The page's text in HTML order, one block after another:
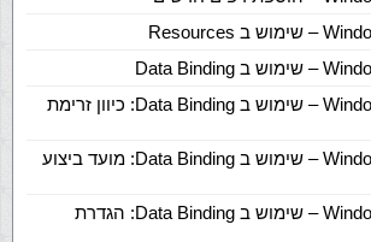
מדריך Windows Phone – שימוש ב Data Binding: כיוון זרימת
מדריך Windows Phone – שימוש ב Data Binding: מועד ביצוע
מדריך Windows Phone – שימוש ב Data Binding: הגדרת